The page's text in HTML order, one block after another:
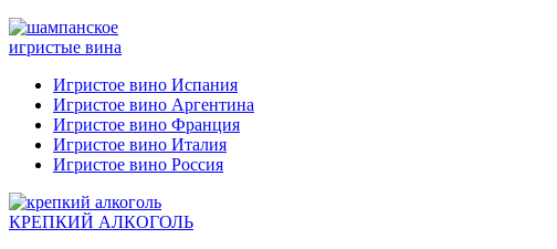
игристые вина
Игристое вино Испания
Игристое вино Аргентина
Игристое вино Франция
Игристое вино Италия
Игристое вино Россия
КРЕПКИЙ АЛКОГОЛЬ